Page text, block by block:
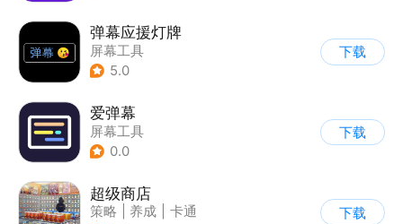
弹幕应援灯牌
屏幕工具
5.0
下载
爱弹幕
屏幕工具
0.0
下载
超级商店
策略 养成
卡通
下载